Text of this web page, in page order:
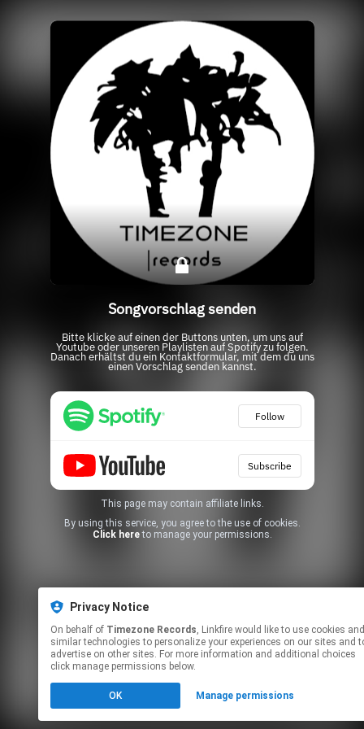
Songvorschlag senden
Bitte klicke auf einen der Buttons unten, um uns auf
Youtube oder unseren Playlisten auf Spotify zu folgen.
Danach erhältst du ein Kontaktformular, mit dem du uns
einen Vorschlag senden kannst.
Follow
Subscribe
This page may contain affiliate links.
Click hereto manage your permissions.
Privacy Notice
On behalf of Timezone Records, Linkfire would like to use cookies and
similar technologies to personalize your experiences on our sites and
advertise on other sites. For more information and additional choices
click manage permissions below.
OK Manage permissions